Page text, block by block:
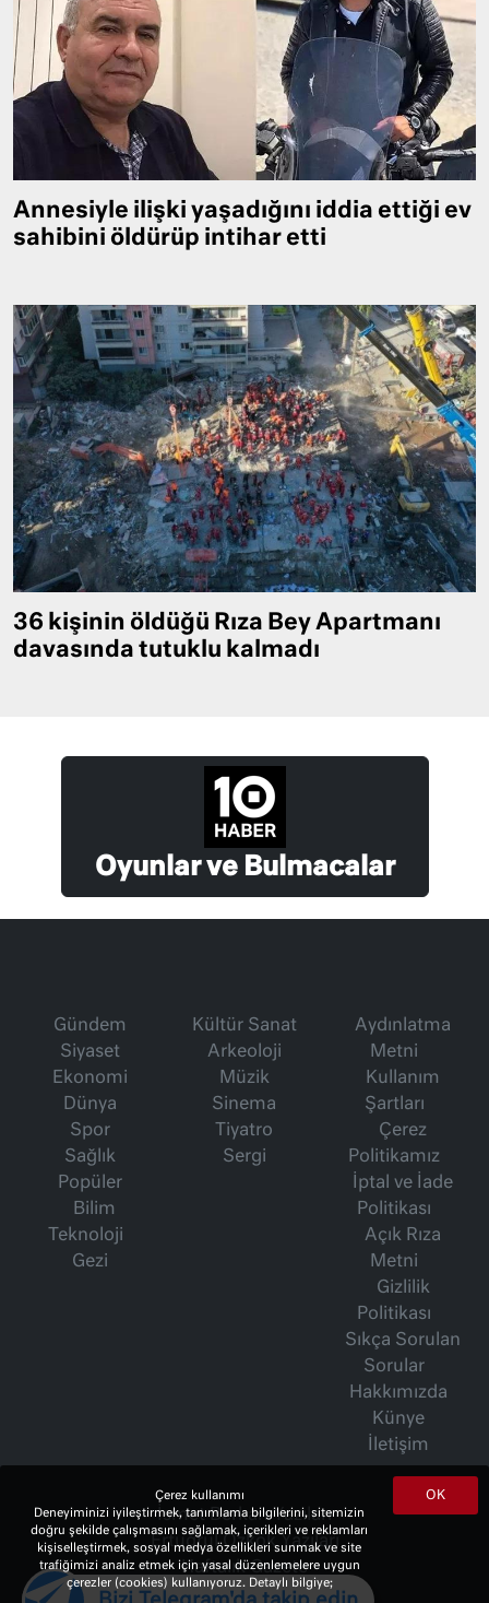
Annesiyle ilişki yaşadığını iddia ettiği ev
sahibini öldürüp intihar etti
36 kişinin öldüğü Rıza Bey Apartmanı
davasında tutuklu kalmadı
Oyunlar ve Bulmacalar
Gündem
Siyaset
Ekonomi
Dünya
Spor
Sağlık
Popüler
Bilim
Teknoloji
Gezi
Kültür Sanat
Arkeoloji
Müzik
Sinema
Tiyatro
Sergi
Aydınlatma
Metni
Kullanım
Şartları
Çerez
Politikamız
İptal ve İade
Politikası
Açık Rıza
Metni
Gizlilik
Politikası
Sıkça Sorulan
Sorular
Hakkımızda
Künye
İletişim
İsmet Berkan Yazıları
Ertuğrul Özkök Yazıları
Haftalık Gazete
OK
Çerez kullanımı
Deneyiminizi iyileştirmek, tanımlama bilgilerini, sitemizin
doğru şekilde çalışmasını sağlamak, içerikleri ve reklamları
kişiselleştirmek, sosyal medya özellikleri sunmak ve site
trafiğimizi analiz etmek için yasal düzenlemelere uygun
çerezler (cookies) kullanıyoruz. Detaylı bilgiye;